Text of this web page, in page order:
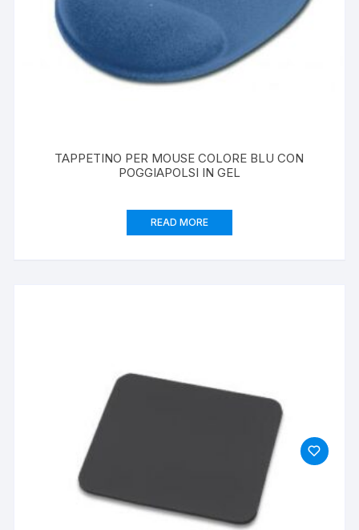
TAPPETINO PER MOUSE COLORE BLU CON
POGGIAPOLSI IN GEL
READ MORE